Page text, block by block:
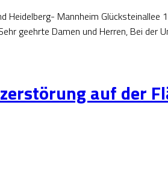
Heidelberg- Mannheim
geehrte Damen und Herren, Bei der
auf der